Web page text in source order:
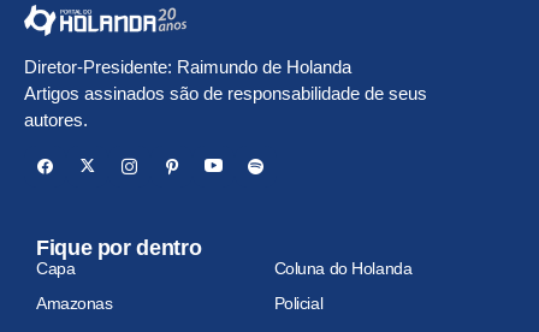
Diretor-Presidente: Raimundo de Holanda
Artigos assinados são de responsabilidade de seus
autores.
Fique por dentro
Capa
Coluna do Holanda
Amazonas
Policial